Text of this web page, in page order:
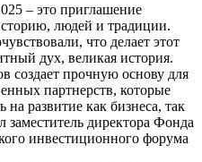
– это приглашение
людей и традиции.
что делает этот
дух, великая история.
создает прочную основу для
партнерств, которые
развитие как бизнеса, так
заместитель директора Фонда
инвестиционного форума